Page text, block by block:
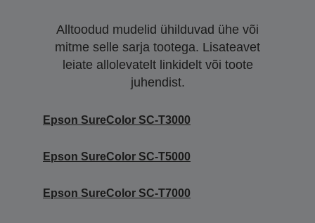
Alltoodud mudelid ühilduvad ühe või
mitme selle sarja tootega. Lisateavet
leiate allolevatelt linkidelt või toote
juhendist.
Epson SureColor SC-T3000
Epson SureColor SC-T5000
Epson SureColor SC-T7000